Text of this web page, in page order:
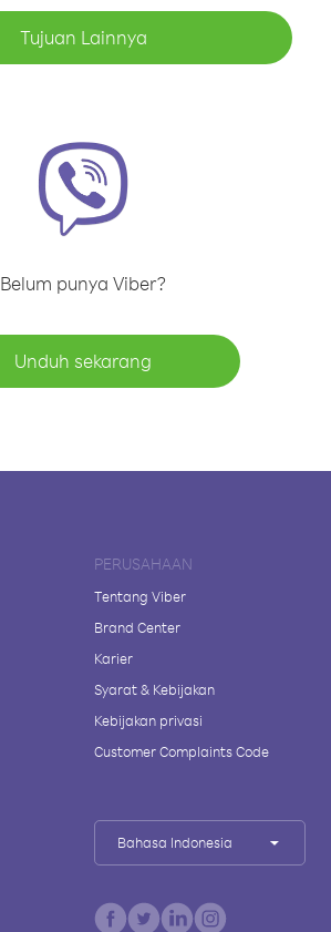
Tujuan Lainnya
Belum punya Viber?
Unduh sekarang
PERUSAHAAN
Tentang Viber
Brand Center
Karier
Syarat & Kebijakan
Kebijakan privasi
Customer Complaints Code
Bahasa Indonesia